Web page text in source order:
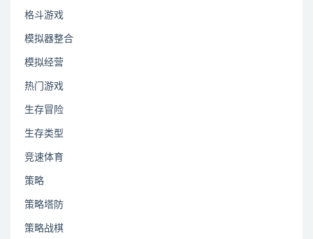
格斗游戏
模拟器整合
模拟经营
热门游戏
生存冒险
生存类型
竞速体育
策略
策略塔防
策略战棋